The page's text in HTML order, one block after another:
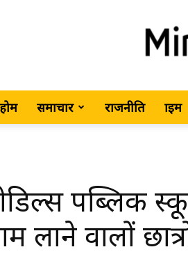
होम समाचार राजनीति क्राइम
पब्लिक
लाने वालों